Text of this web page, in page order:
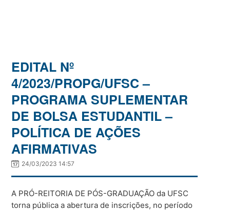
EDITAL Nº
4/2023/PROPG/UFSC –
PROGRAMA SUPLEMENTAR
DE BOLSA ESTUDANTIL –
POLÍTICA DE AÇÕES
AFIRMATIVAS
24/03/2023 14:57
A PRÓ-REITORIA DE PÓS-GRADUAÇÃO da UFSC
torna pública a abertura de inscrições, no período